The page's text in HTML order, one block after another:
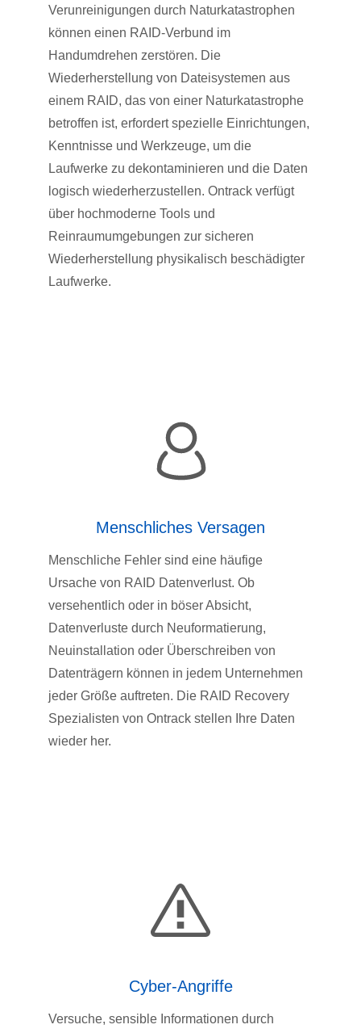
Verunreinigungen durch Naturkatastrophen
können einen RAID-Verbund im
Handumdrehen zerstören. Die
Wiederherstellung von Dateisystemen aus
einem RAID, das von einer Naturkatastrophe
betroffen ist, erfordert spezielle Einrichtungen,
Kenntnisse und Werkzeuge, um die
Laufwerke zu dekontaminieren und die Daten
logisch wiederherzustellen. Ontrack verfügt
über hochmoderne Tools und
Reinraumumgebungen zur sicheren
Wiederherstellung physikalisch beschädigter
Laufwerke.
Menschliches Versagen
Menschliche Fehler sind eine häufige
Ursache von RAID Datenverlust. Ob
versehentlich oder in böser Absicht,
Datenverluste durch Neuformatierung,
Neuinstallation oder Überschreiben von
Datenträgern können in jedem Unternehmen
jeder Größe auftreten. Die RAID Recovery
Spezialisten von Ontrack stellen Ihre Daten
wieder her.
Cyber-Angriffe
Versuche, sensible Informationen durch